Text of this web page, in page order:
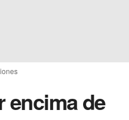
encima de